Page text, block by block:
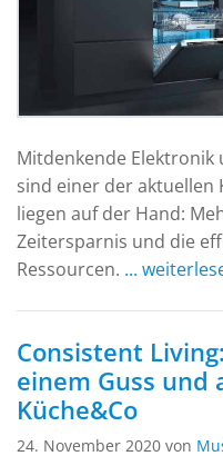
Mitdenkende
sind einer der aktuellen
liegen auf der Hand:
Zeitersparnis und die
Ressourcen. ...
Consistent
einem Guss und
Küche&Co
24. November 2020 von